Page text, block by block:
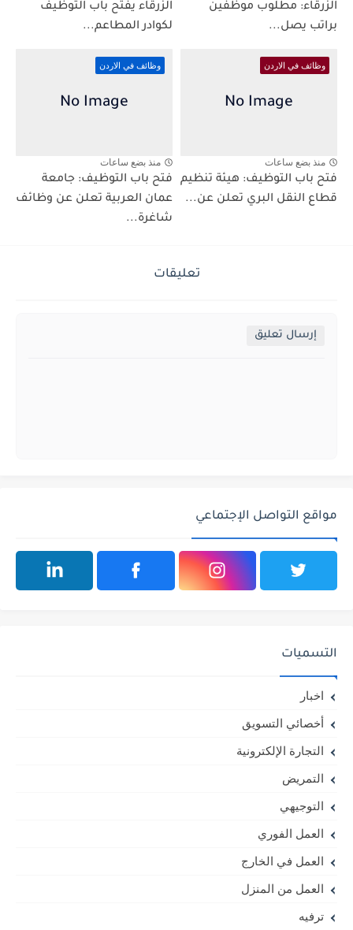
الزرقاء: مطلوب موظفين
براتب يصل...
الزرقاء يفتح باب التوظيف
لكوادر المطاعم...
وظائف في الاردن
منذ بضع ساعات
فتح باب التوظيف: هيئة تنظيم
قطاع النقل البري تعلن عن...
وظائف في الاردن
منذ بضع ساعات
فتح باب التوظيف: جامعة
عمان العربية تعلن عن وظائف
شاغرة...
تعليقات
إرسال تعليق
مواقع التواصل الإجتماعي
التسميات
اخبار
أخصائي التسويق
التجارة الإلكترونية
التمريض
التوجيهي
العمل الفوري
العمل في الخارج
العمل من المنزل
ترفيه